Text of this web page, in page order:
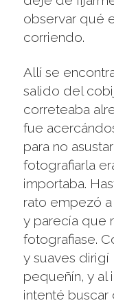
observar qué
corriendo.
Allí se
salido del
correteaba
fue
para no
fotografiarla
importaba.
rato empezó
y parecía que
fotografiase.
y suaves dirigí
pequeñín, y al
intenté